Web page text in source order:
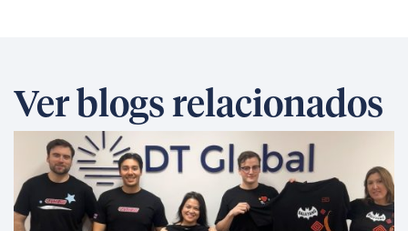
Ver blogs relacionados